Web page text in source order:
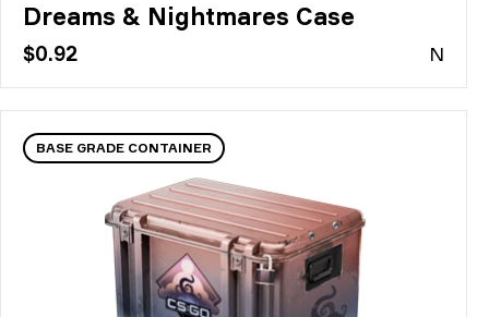
Dreams & Nightmares Case
$0.92 N
BASE GRADE CONTAINER